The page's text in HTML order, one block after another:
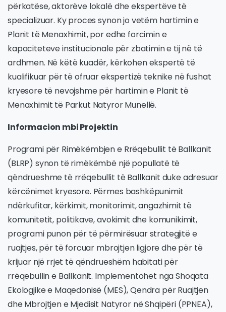
përkatëse, aktorëve lokalë dhe ekspertëve të
specializuar. Ky proces synon jo vetëm hartimin e
Planit të Menaxhimit, por edhe forcimin e
kapaciteteve institucionale për zbatimin e tij në të
ardhmen. Në këtë kuadër, kërkohen ekspertë të
kualifikuar për të ofruar ekspertizë teknike në fushat
kryesore të nevojshme për hartimin e Planit të
Menaxhimit të Parkut Natyror Munellë.
Informacion mbi Projektin
Programi për Rimëkëmbjen e Rrëqebullit të Ballkanit
(BLRP) synon të rimëkëmbë një popullatë të
qëndrueshme të rrëqebullit të Ballkanit duke adresuar
kërcënimet kryesore. Përmes bashkëpunimit
ndërkufitar, kërkimit, monitorimit, angazhimit të
komunitetit, politikave, avokimit dhe komunikimit,
programi punon për të përmirësuar strategjitë e
ruajtjes, për të forcuar mbrojtjen ligjore dhe për të
krijuar një rrjet të qëndrueshëm habitati për
rrëqebullin e Ballkanit. Implementohet nga Shoqata
Ekologjike e Maqedonisë (MES), Qendra për Ruajtjen
dhe Mbrojtjen e Mjedisit Natyror në Shqipëri (PPNEA),